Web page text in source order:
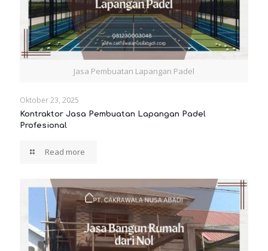
Jasa Pembuatan Lapangan Padel
Oktober 23, 2025
Kontraktor Jasa Pembuatan Lapangan Padel
Profesional
Read more